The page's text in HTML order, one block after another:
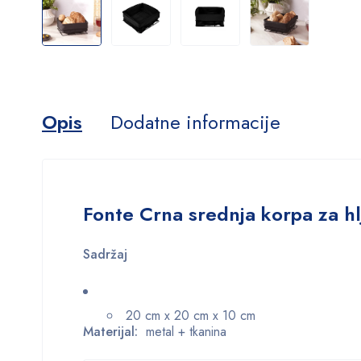
Opis Dodatne informacije
Fonte Crna srednja korpa za
Sadržaj
20 cm x 20 cm x 10 cm
Materijal: metal + tkanina